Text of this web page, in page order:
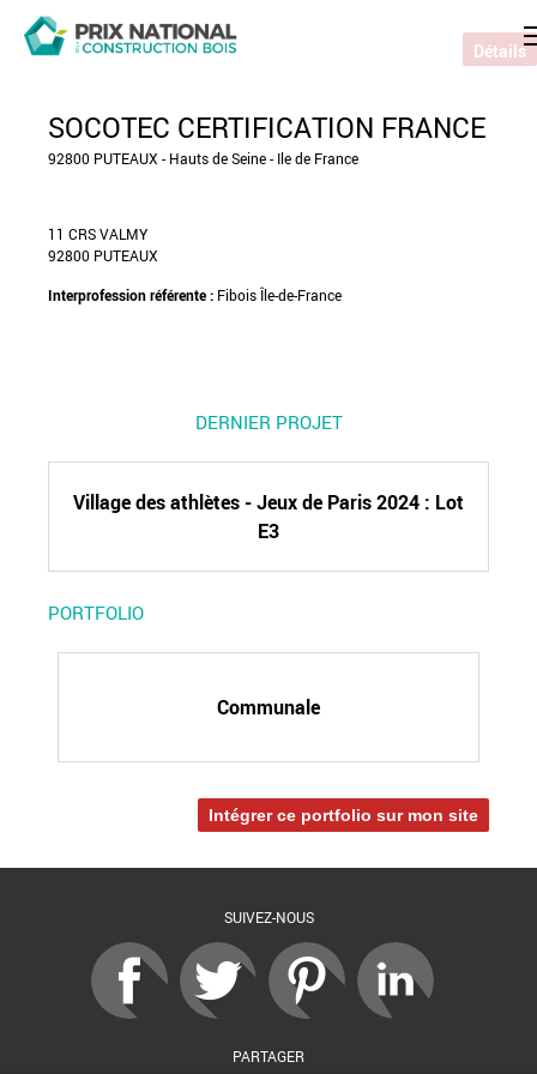
SOCOTEC CERTIFICATION FRANCE
92800 PUTEAUX - Hauts de Seine - Ile de France
11 CRS VALMY
92800 PUTEAUX
Interprofession référente : Fibois Île-de-France
DERNIER PROJET
Village des athlètes - Jeux de Paris 2024 : Lot
E3
Détails
PORTFOLIO
Communale
Intégrer ce portfolio sur mon site
SUIVEZ-NOUS
PARTAGER